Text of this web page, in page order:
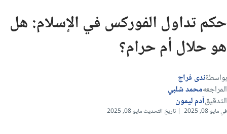
ما المقصود بتداول الفوركس؟
شروط جواز تداول الفوركس في الإسلام
ما حكم رسوم التبييت (Swap) في الفوركس؟
متى يكون تداول الفوركس حلالًا أو حرامًا؟ (جدول سريع)
حكم تداول الفوركس في الإسلام: هل
هو حلال أم حرام؟
بواسطةندى فراج
المراجعهمحمد شلبي
التدقيقآدم ليمون
في مايو 08, 2025 | تاريخ التحديث مايو 08, 2025